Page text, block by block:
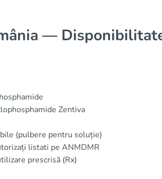
—
Zentiva
(pulbere pentru soluție)
listati pe ANMDMR
prescrisă (Rx)